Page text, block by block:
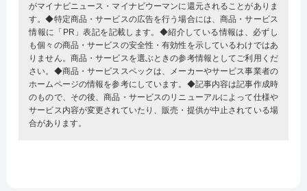
がマイナビニュース・マイナビウーマンに還元されることがありま
す。◆特定商品・サービスの広告を行う場合には、商品・サービス
情報に「PR」表記を記載します。◆紹介している情報は、必ずし
も個々の商品・サービスの安全性・有効性を示しているわけではあ
りません。商品・サービスを選ぶときの参考情報としてご利用くだ
さい。◆商品・サービススペックは、メーカーやサービス事業者の
ホームページの情報を参考にしています。◆記事内容は記事作成時
のもので、その後、商品・サービスのリニューアルによって仕様や
サービス内容が変更されていたり、販売・提供が中止されている場
合があります。